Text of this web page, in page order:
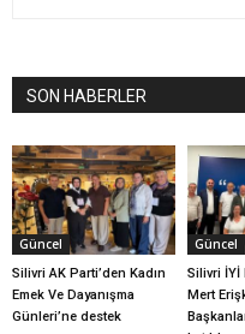
SON HABERLER
Güncel
Silivri AK Parti’den Kadın
Emek Ve Dayanışma
Günleri’ne destek
Güncel
Silivri İYİ
Mert